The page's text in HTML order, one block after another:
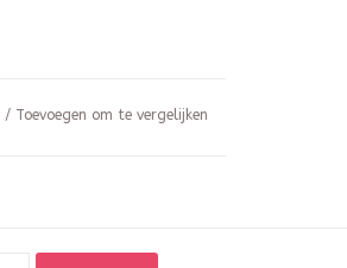
/ Toevoegen om te vergelijken